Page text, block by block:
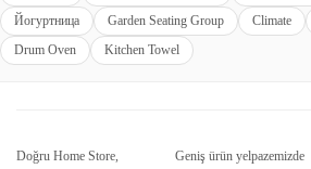
Йогуртница
Garden Seating Group Climate
Drum Oven
Kitchen Towel
Doğru Home Store,
Geniş ürün yelpazemizde